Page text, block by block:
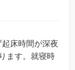
床時間が深夜
ます。就寝時